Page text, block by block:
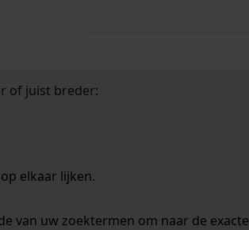
of juist breder:
elkaar lijken.
van uw zoektermen om naar de exacte